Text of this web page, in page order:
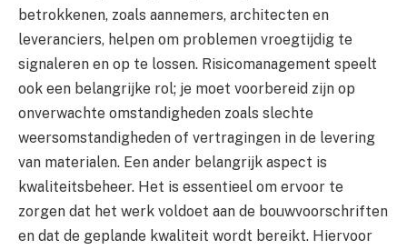
betrokkenen, zoals aannemers, architecten en
leveranciers, helpen om problemen vroegtijdig te
signaleren en op te lossen. Risicomanagement speelt
ook een belangrijke rol; je moet voorbereid zijn op
onverwachte omstandigheden zoals slechte
weersomstandigheden of vertragingen in de levering
van materialen. Een ander belangrijk aspect is
kwaliteitsbeheer. Het is essentieel om ervoor te
zorgen dat het werk voldoet aan de bouwvoorschriften
en dat de geplande kwaliteit wordt bereikt. Hiervoor